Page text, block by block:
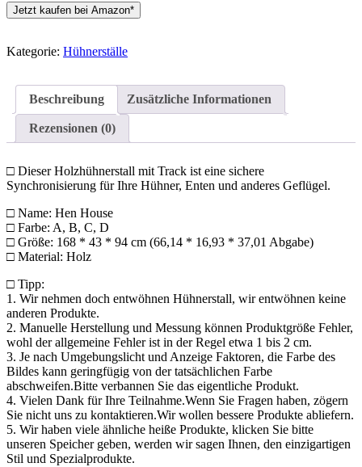
Jetzt kaufen bei Amazon*
Kategorie: Hühnerställe
Beschreibung Zusätzliche Informationen
Rezensionen (0)
□ Dieser Holzhühnerstall mit Track ist eine sichere
Synchronisierung für Ihre Hühner, Enten und anderes Geflügel.
□ Name: Hen House
□ Farbe: A, B, C, D
□ Größe: 168 * 43 * 94 cm (66,14 * 16,93 * 37,01 Abgabe)
□ Material: Holz
□ Tipp:
1. Wir nehmen doch entwöhnen Hühnerstall, wir entwöhnen keine
anderen Produkte.
2. Manuelle Herstellung und Messung können Produktgröße Fehler,
wohl der allgemeine Fehler ist in der Regel etwa 1 bis 2 cm.
3. Je nach Umgebungslicht und Anzeige Faktoren, die Farbe des
Bildes kann geringfügig von der tatsächlichen Farbe
abschweifen.Bitte verbannen Sie das eigentliche Produkt.
4. Vielen Dank für Ihre Teilnahme.Wenn Sie Fragen haben, zögern
Sie nicht uns zu kontaktieren.Wir wollen bessere Produkte abliefern.
5. Wir haben viele ähnliche heiße Produkte, klicken Sie bitte
unseren Speicher geben, werden wir sagen Ihnen, den einzigartigen
Stil und Spezialprodukte.